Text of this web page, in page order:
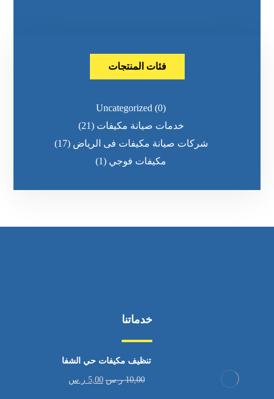
فئات المنتجات
Uncategorized (0)
خدمات صيانة مكيفات (21)
شركات صيانة مكيفات فى الرياض (17)
مكيفات فوجي (1)
خدماتنا
تنظيف مكيفات حي الشفا
10,00 ر.س 5,00 ر.س